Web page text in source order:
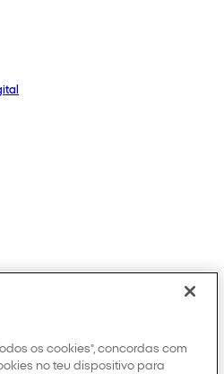
os cookies", concordas com
no teu dispositivo para